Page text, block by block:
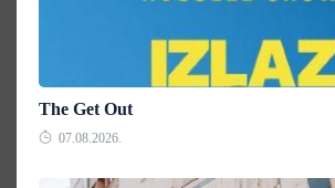
The Get Out
07.08.2026.